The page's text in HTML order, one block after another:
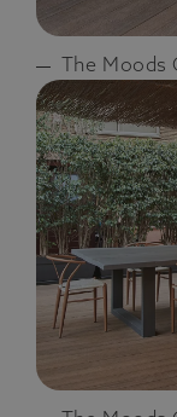
The Moods